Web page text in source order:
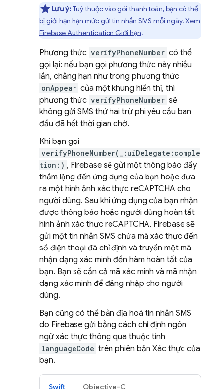
Lưu ý: Tuỳ thuộc vào gói thanh toán, bạn có thể
bị giới hạn hạn mức gửi tin nhắn SMS mỗi ngày. Xem
Firebase Authentication Giới hạn.
Phương thức verifyPhoneNumber có thể
gọi lại: nếu bạn gọi phương thức này nhiều
lần, chẳng hạn như trong phương thức
onAppear của một khung hiển thị, thì
phương thức verifyPhoneNumber sẽ
không gửi SMS thứ hai trừ phi yêu cầu ban
đầu đã hết thời gian chờ.
Khi bạn gọi
verifyPhoneNumber(_:uiDelegate:comple
tion:) , Firebase sẽ gửi một thông báo đẩy
thầm lặng đến ứng dụng của bạn hoặc đưa
ra một hình ảnh xác thực reCAPTCHA cho
người dùng. Sau khi ứng dụng của bạn nhận
được thông báo hoặc người dùng hoàn tất
hình ảnh xác thực reCAPTCHA, Firebase sẽ
gửi một tin nhắn SMS chứa mã xác thực đến
số điện thoại đã chỉ định và truyền một mã
nhận dạng xác minh đến hàm hoàn tất của
bạn. Bạn sẽ cần cả mã xác minh và mã nhận
dạng xác minh để đăng nhập cho người
dùng.
Bạn cũng có thể bản địa hoá tin nhắn SMS
do Firebase gửi bằng cách chỉ định ngôn
ngữ xác thực thông qua thuộc tính
languageCode trên phiên bản Xác thực của
bạn.
Swift Objective-C